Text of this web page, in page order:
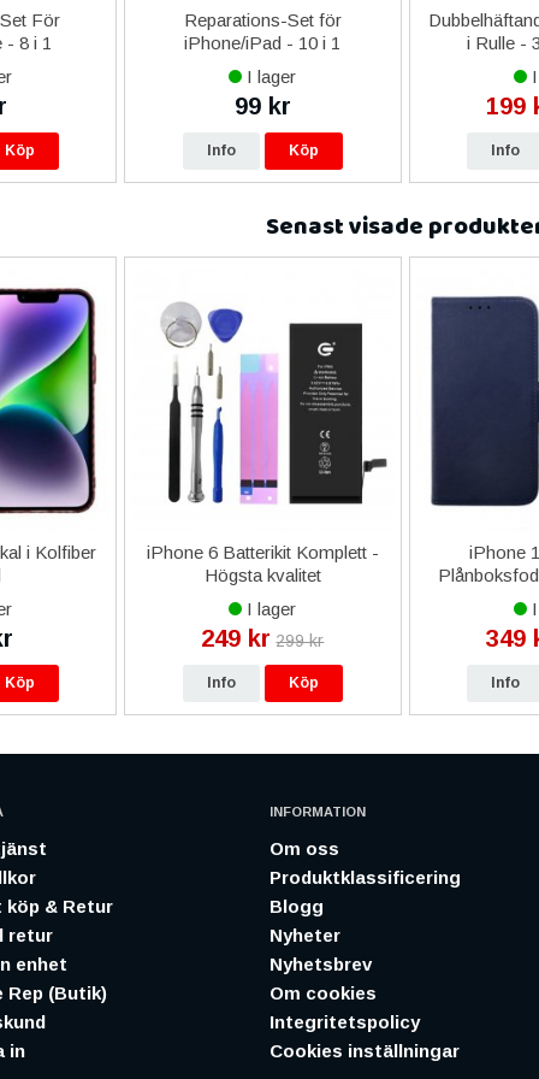
För
- 8 i 1
Köp
Reparations-Set för
iPhone/iPad - 10 i 1
I lager
99 kr
Info Köp
i Rulle -
I
199
Info
Senast visade
i Kolfiber
Köp
iPhone 6 Batterikit Komplett -
Högsta kvalitet
I lager
249 kr 299 kr
Info Köp
iPhone
I
349
Info
köp & Retur
retur
enhet
Rep (Butik)
in
INFORMATION
Om oss
Produktklassificering
Blogg
Nyheter
Nyhetsbrev
Om cookies
Integritetspolicy
Cookies inställningar